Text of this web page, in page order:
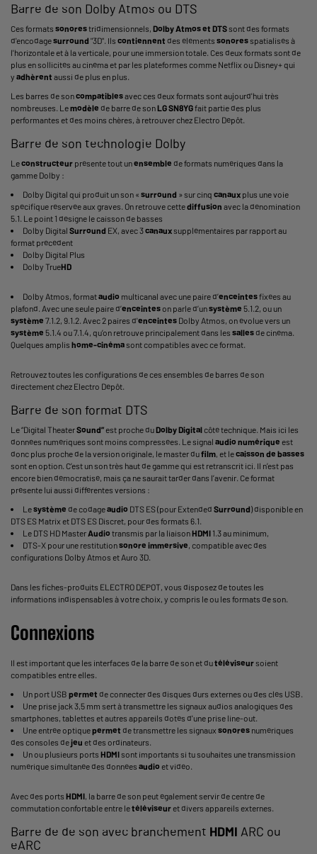
Barre de son Dolby Atmos ou DTS
Ces formats sonorestridimensionnels, Dolby Atmos et DTSsont des formats
d'encodagesurround "3D". Ils contiennent des éléments sonoresspatialisés à
l'horizontale et à la verticale, pour une immersion totale. Ces deux formats sont de
plus en sollicités au cinéma et par les plateformes comme Netflix ou Disney+ qui
y adhèrent aussi de plus en plus.
Les barres de soncompatiblesavec ces deux formats sont aujourd'hui très
nombreuses. Lemodèle de barre de sonLG SN8YGfait partie des plus
performantes et des moins chères, à retrouver chez Electro Dépôt.
Barre de son technologie Dolby
Leconstructeur présente tout unensemble de formats numériques dans la
gamme Dolby :
Dolby Digital qui produit un son « surround » sur cinq canaux plus une voie
spécifique réservée aux graves. On retrouve cettediffusion avec la dénomination
5.1. Le point 1 désigne le caisson de basses
Dolby Digital Surround EX, avec 3canauxsupplémentaires par rapport au
format précédent
Dolby Digital Plus
Dolby TrueHD
Dolby Atmos, formataudio multicanal avec une paire d’enceintesfixées au
plafond. Avec une seule paire d’enceinteson parle d’unsystème 5.1.2, ou un
système 7.1.2, 9.1.2. Avec 2 paires d'enceintes Dolby Atmos, on évolue vers un
système 5.1.4 ou 7.1.4, qu’on retrouve principalement dans les sallesde cinéma.
Quelques amplis home-cinémasont compatibles avec ce format.
Retrouvez toutes les configurations de ces ensembles de barres de son
directement chez Electro Dépôt.
Barre de son format DTS
Le “Digital TheaterSound”est proche duDolby Digitalcôté technique. Mais ici les
données numériques sont moins compressées. Le signal audio numérique est
donc plus proche de la version originale, le master dufilm, et lecaisson de basses
sont en option. C’est un son très haut de gamme qui est retranscrit ici. Il n’est pas
encore bien démocratisé, mais ça ne saurait tarder dans l’avenir. Ce format
présente lui aussi différentes versions :
Lesystème de codageaudio DTS ES (pour Extended Surround) disponible en
DTS ES Matrix et DTS ES Discret, pour des formats 6.1.
Le DTS HD MasterAudio transmis par la liaisonHDMI 1.3 au minimum,
DTS-X pour une restitutionsonore immersive, compatible avec des
configurations Dolby Atmos et Auro 3D.
Dans les fiches-produits ELECTRO DEPOT, vous disposez de toutes les
informations indispensables à votre choix, y compris le ou les formats de son.
Connexions
Il est important que les interfaces de la barre de son et dutéléviseursoient
compatibles entre elles.
Un port USB permet de connecter des disques durs externes ou des clés USB.
Une prise jack 3,5 mm sert à transmettre les signaux audios analogiques des
smartphones, tablettes et autres appareils dotés d'une prise line-out.
Une entrée optiquepermet de transmettre les signaux sonores numériques
des consoles dejeu et des ordinateurs.
Un ou plusieurs ports HDMIsont importants si tu souhaites une transmission
numérique simultanée des données audio et vidéo.
Avec des ports HDMI, la barre de son peut également servir de centre de
commutation confortable entre letéléviseuret divers appareils externes.
Barre de de son avec branchement HDMI ARC ou
eARC